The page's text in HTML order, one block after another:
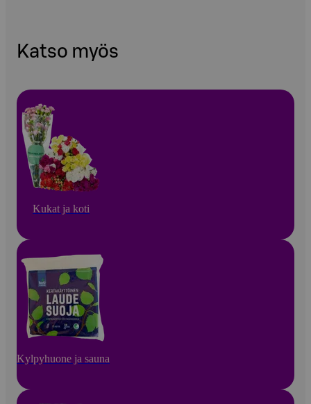
Katso myös
Kukat ja koti
Kylpyhuone ja sauna